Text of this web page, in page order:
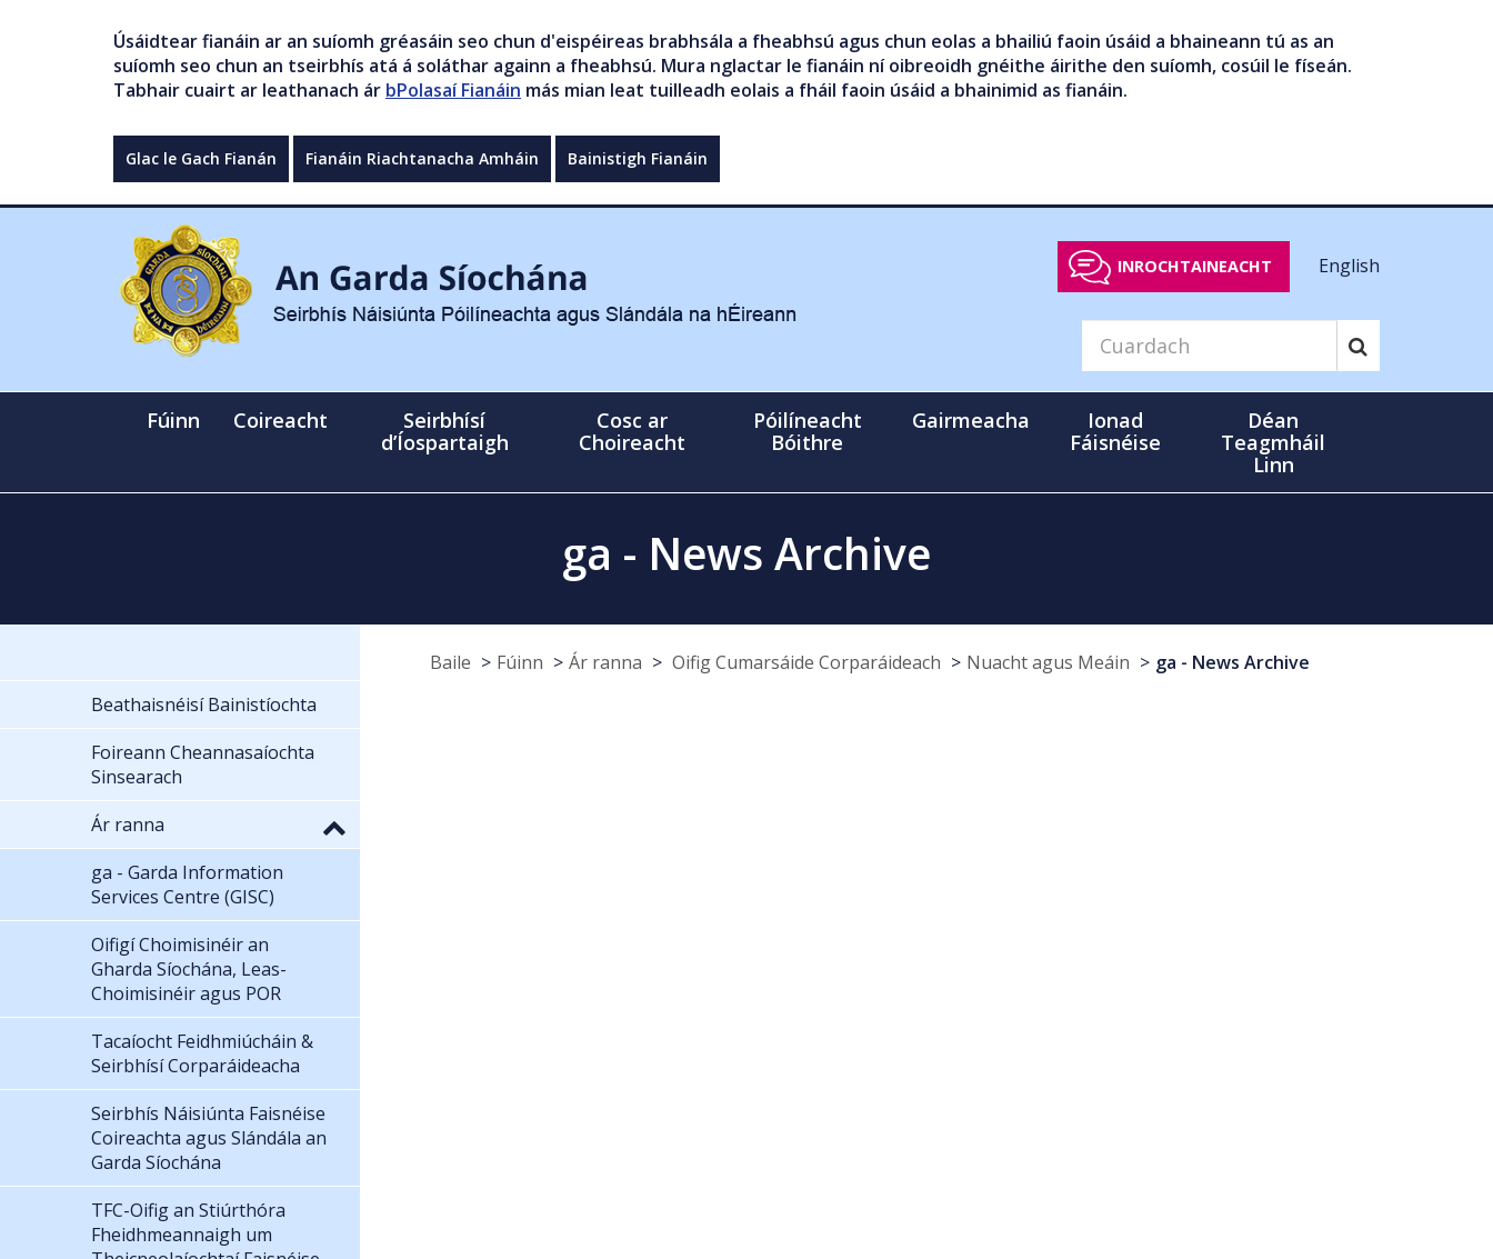
Úsáidtear fianáin ar an suíomh gréasáin seo chun d'eispéireas brabhsála a fheabhsú agus chun eolas a bhailiú faoin úsáid a bhaineann tú as an
suíomh seo chun an tseirbhís atá á soláthar againn a fheabhsú. Mura nglactar le fianáin ní oibreoidh gnéithe áirithe den suíomh, cosúil le físeán.
Tabhair cuairt ar leathanach ár bPolasaí Fianáin más mian leat tuilleadh eolais a fháil faoin úsáid a bhainimid as fianáin.
Glac le Gach Fianán Fianáin Riachtanacha Amháin Bainistigh Fianáin
INROCHTAINEACHT English
Fúinn Coireacht
Seirbhísí
d’Íospartaigh
Cosc ar
Choireacht
Póilíneacht
Bóithre
Gairmeacha
Ionad
Fáisnéise
Déan
Teagmháil
Linn
ga - News Archive
Baile Fúinn Ár ranna Oifig Cumarsáide Corparáideach Nuacht agus Meáin
ga - News Archive
Beathaisnéisí Bainistíochta
Foireann Cheannasaíochta
Sinsearach
Ár ranna
ga - Garda Information
Services Centre (GISC)
Oifigí Choimisinéir an
Gharda Síochána, Leas-
Choimisinéir agus POR
Tacaíocht Feidhmiúcháin &
Seirbhísí Corparáideacha
Seirbhís Náisiúnta Faisnéise
Coireachta agus Slándála an
Garda Síochána
TFC-Oifig an Stiúrthóra
Fheidhmeannaigh um